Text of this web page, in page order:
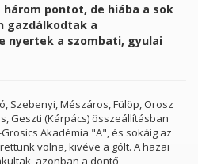
pontot, de hiába a sok
gazdálkodtak a
nyertek a szombati, gyulai
Szebenyi, Mészáros, Fülöp, Orosz
Geszti (Kárpács) összeállításban
Akadémia "A", és sokáig az
volna, kivéve a gólt. A hazai
azonban a döntő